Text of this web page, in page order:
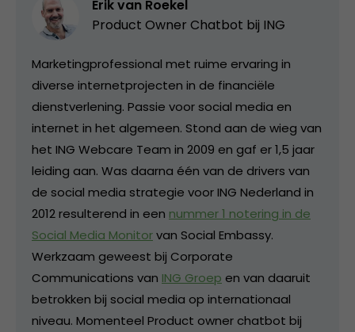
Erik van Roekel
Product Owner Chatbot bij ING
Marketingprofessional met ruime ervaring in
diverse internetprojecten in de financiële
dienstverlening. Passie voor social media en
internet in het algemeen. Stond aan de wieg van
het ING Webcare Team in 2009 en gaf er 1,5 jaar
leiding aan. Was daarna één van de drivers van
de social media strategie voor ING Nederland in
2012 resulterend in een nummer 1 notering in de
Social Media Monitorvan Social Embassy.
Werkzaam geweest bij Corporate
Communications van ING Groep en van daaruit
betrokken bij social media op internationaal
niveau. Momenteel Product owner chatbot bij